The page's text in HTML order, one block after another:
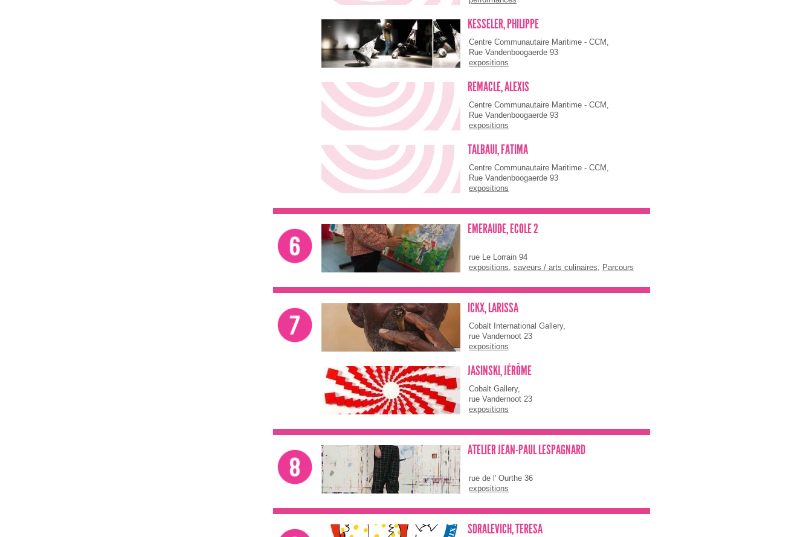
KESSELER, PHILIPPE
Centre Communautaire Maritime - CCM,
Rue Vandenboogaerde 93
expositions
REMACLE, ALEXIS
Centre Communautaire Maritime - CCM,
Rue Vandenboogaerde 93
expositions
TALBAUI, FATIMA
Centre Communautaire Maritime - CCM,
Rue Vandenboogaerde 93
expositions
EMERAUDE, ECOLE 2
rue Le Lorrain 94
expositions, saveurs / arts culinaires, Parcours
ICKX, LARISSA
Cobalt International Gallery,
rue Vandernoot 23
expositions
JASINSKI, JÉRÔME
Cobalt Gallery,
rue Vandernoot 23
expositions
ATELIER JEAN-PAUL LESPAGNARD
rue de l' Ourthe 36
expositions
SDRALEVICH, TERESA